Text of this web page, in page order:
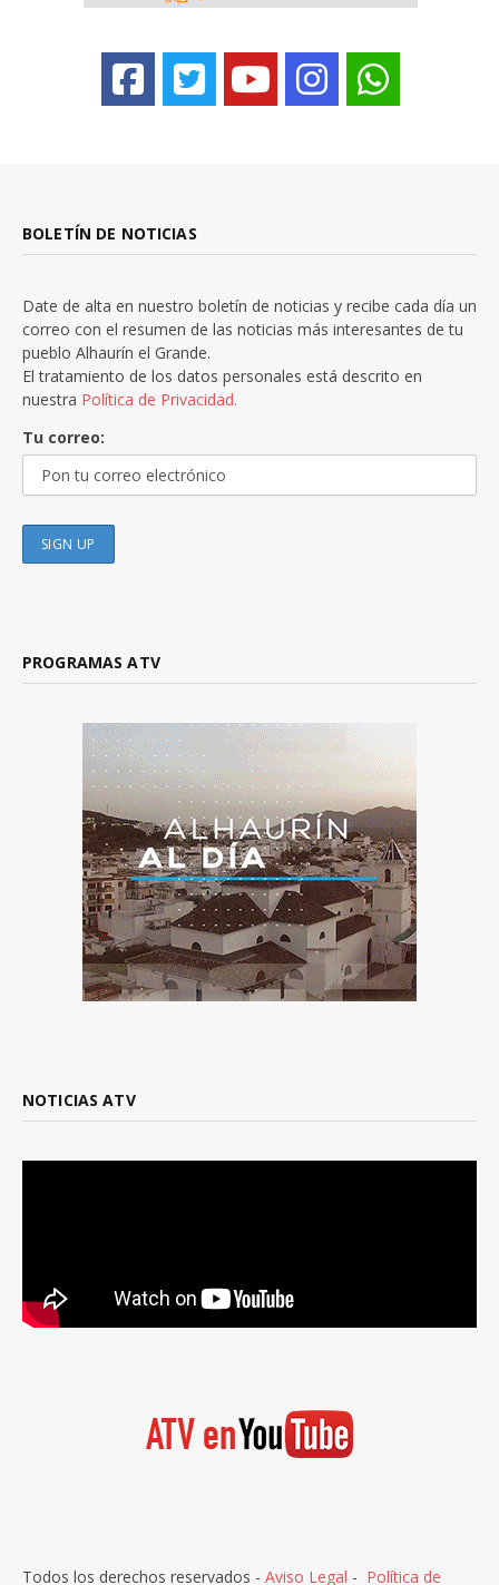
BOLETÍN DE NOTICIAS
Date de alta en nuestro boletín de noticias y recibe cada día un
correo con el resumen de las noticias más interesantes de tu
pueblo Alhaurín el Grande.
El tratamiento de los datos personales está descrito en
nuestra Política de Privacidad.
Tu correo:
PROGRAMAS ATV
NOTICIAS ATV
Todos los derechos reservados - Aviso Legal - Política de